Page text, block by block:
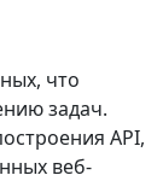
что
задач.
API,
веб-